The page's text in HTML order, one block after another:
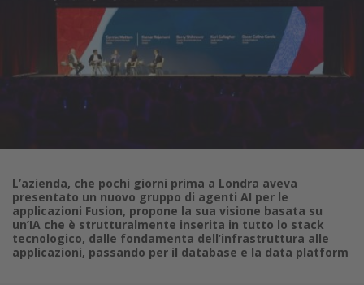
L’azienda, che pochi giorni prima a Londra aveva
presentato un nuovo gruppo di agenti AI per le
applicazioni Fusion, propone la sua visione basata su
un’IA che è strutturalmente inserita in tutto lo stack
tecnologico, dalle fondamenta dell’infrastruttura alle
applicazioni, passando per il database e la data platform